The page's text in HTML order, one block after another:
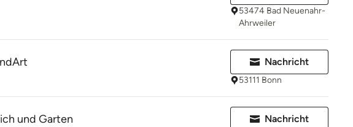
53474 Bad Neuenahr-
Ahrweiler
Nachricht
53111 Bonn
und Garten Nachricht